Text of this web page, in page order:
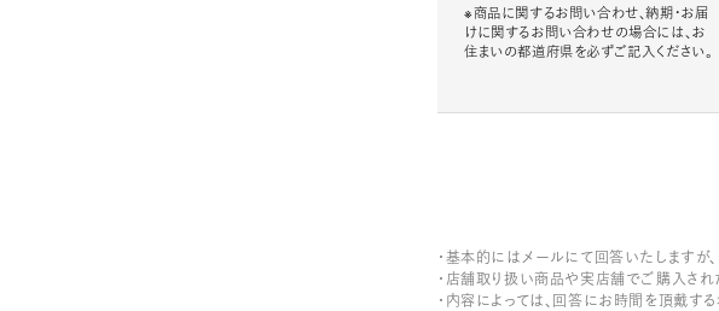
※商品に関するお問い合わせ、納期・お届
けに関するお問い合わせの場合には、お
住まいの都道府県を必ずご記入ください。
・基本的にはメールにて回答いたしますが
・店舗取り扱い商品や実店舗でご購入さ
・内容によっては、回答にお時間を頂戴す